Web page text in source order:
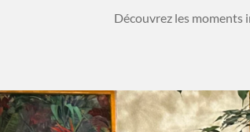
Découvrez les moments